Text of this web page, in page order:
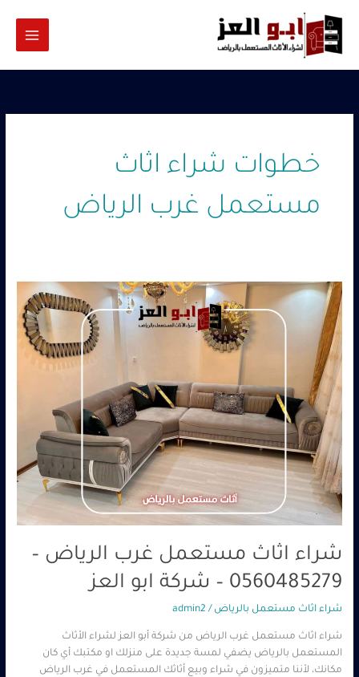
المحتوى
خطوات شراء اثاث
مستعمل غرب الرياض
شراء اثاث مستعمل غرب الرياض –
0560485279 – شركة ابو العز
شراء اثاث مستعمل بالرياض /
admin2
شراء اثاث مستعمل غرب الرياض من شركة أبو العز لشراء الأثاث
المستعمل بالرياض يضفي لمسة جديدة على منزلك او مكتبك أي كان
مكانك، لأننا متميزون في شراء وبيع أثاثك المستعمل في غرب الرياض
شراء
اثاث
مستعمل
غرب
الرياض
–
0560485279
شركة
ابو
العز